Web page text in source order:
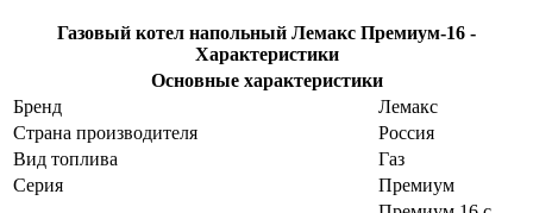
Газовый котел напольный Лемакс Премиум-16 -
Характеристики
Основные характеристики
Бренд
Лемакс
Страна производителя
Россия
Вид топлива
Газ
Серия
Премиум